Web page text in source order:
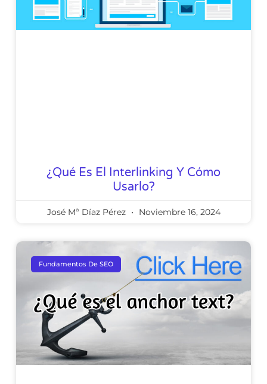
¿Qué Es El Interlinking Y Cómo
Usarlo?
José Mª Díaz Pérez Noviembre 16, 2024
Fundamentos De SEO